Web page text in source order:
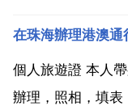
也可現場拍照，費
簽註。只去香港
在珠海辦理港澳
個人旅遊證 本人
辦理，照相，填